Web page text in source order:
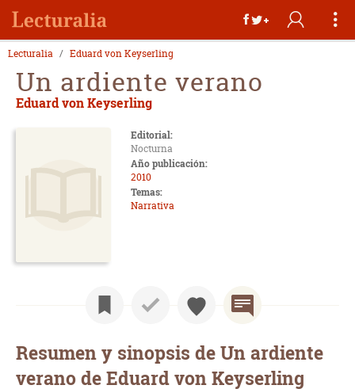
Lecturalia Eduard von Keyserling
Un ardiente verano
Eduard von Keyserling
Editorial:
Nocturna
Año publicación:
2010
Temas:
Narrativa
Resumen y sinopsis de Un ardiente
verano de Eduard von Keyserling